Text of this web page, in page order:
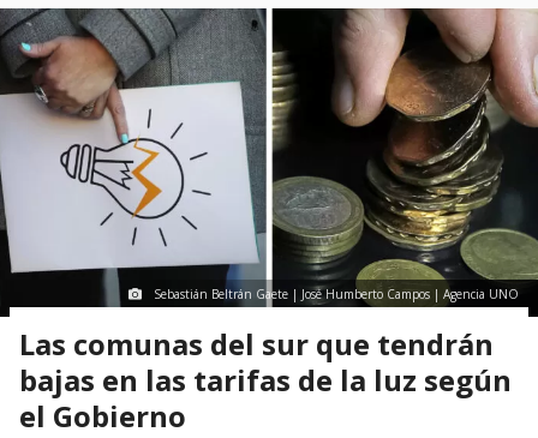
Sebastián Beltrán Gaete | José Humberto Campos | Agencia UNO
Las comunas del sur que tendrán
bajas en las tarifas de la luz según
el Gobierno